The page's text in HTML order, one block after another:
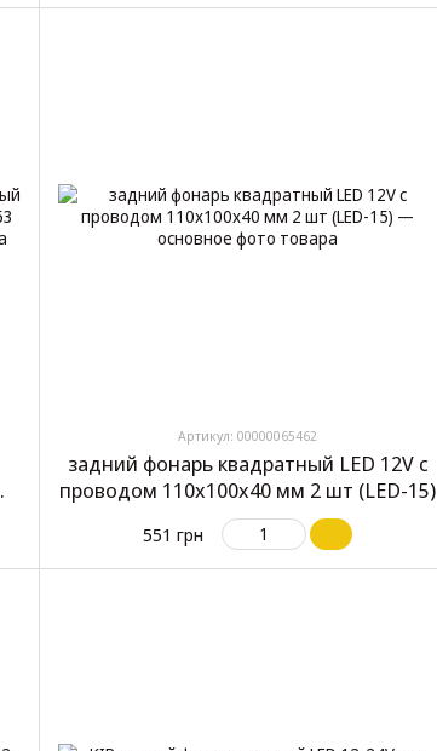
Артикул: 00000065462
задний фонарь квадратный LED 12V с
проводом 110x100x40 мм 2 шт (LED-15)
551 грн